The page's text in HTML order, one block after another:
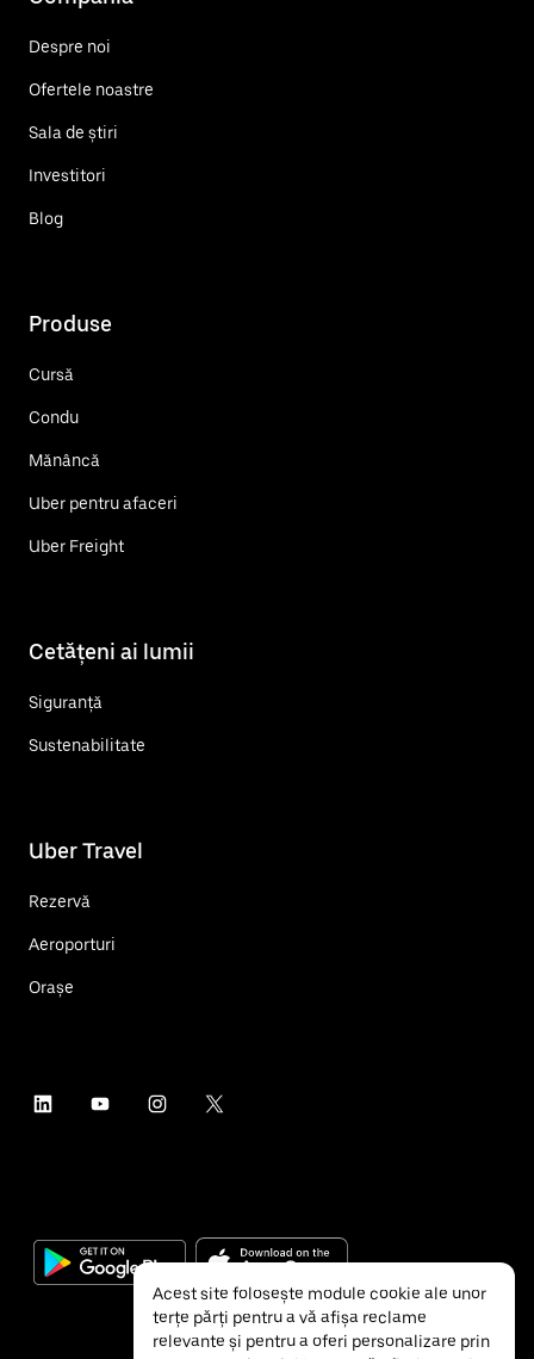
Despre noi
Ofertele noastre
Sala de știri
Investitori
Blog
Produse
Cursă
Condu
Mănâncă
Uber pentru afaceri
Uber Freight
Cetățeni ai lumii
Siguranță
Sustenabilitate
Uber Travel
Rezervă
Aeroporturi
Orașe
Acest site folosește module cookie ale unor
terțe părți pentru a vă afișa reclame
relevante și pentru a oferi personalizare prin